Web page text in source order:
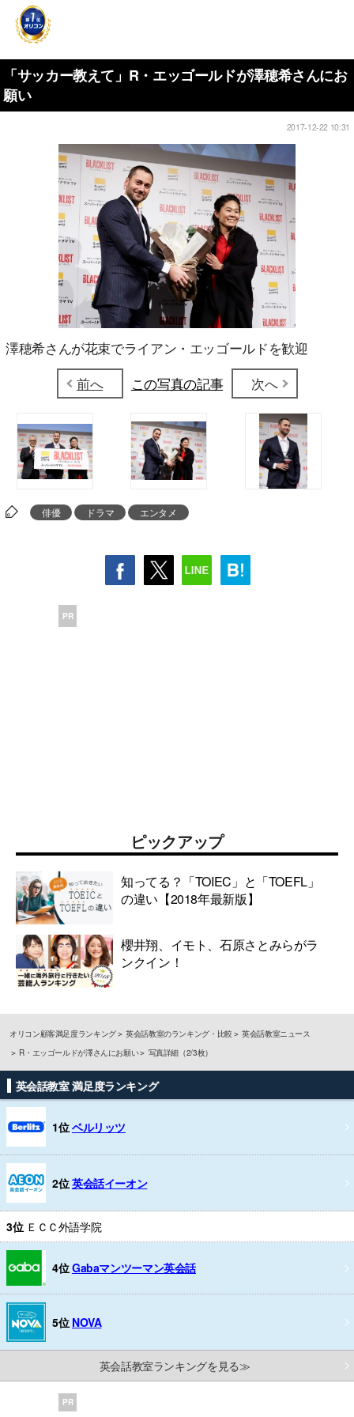
「サッカー教えて」R・エッゴールドが澤穂希さんにお
願い
2017-12-22 10:31
澤穂希さんが花束でライアン・エッゴールドを歓迎
前へ
この写真の記事 次へ
俳優 ドラマ エンタメ
PR
ピックアップ
知ってる？「TOIEC」と「TOEFL」
の違い【2018年最新版】
櫻井翔、イモト、石原さとみらがラ
ンクイン！
オリコン顧客満足度ランキング 英会話教室のランキング・比較
英会話教室ニュース
R・エッゴールドが澤さんにお願い
写真詳細（2/3枚）
英会話教室 満足度ランキング
1位ベルリッツ
2位英会話イーオン
3位 ＥＣＣ外語学院
4位Gabaマンツーマン英会話
5位 NOVA
英会話教室ランキングを見る≫
PR